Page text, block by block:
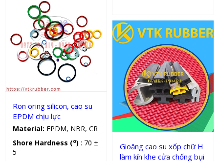
Oring cao su
Ron oring silicon, cao su
EPDM chịu lực
Material: EPDM, NBR, CR
Shore Hardness (o) : 70 ±
5
Gioăng silicon, cao su chữ H
Gioăng cao su xốp chữ H
làm kín khe cửa chống bụi